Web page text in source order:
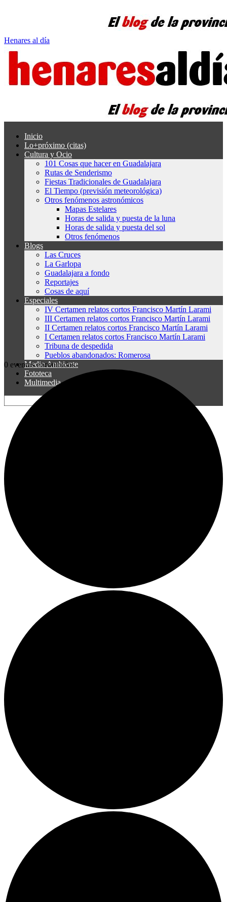
Henares al día
Inicio
Lo+próximo (citas)
Cultura y Ocio
101 Cosas que hacer en Guadalajara
Rutas de Senderismo
Fiestas Tradicionales de Guadalajara
El Tiempo (previsión meteorológica)
Otros fenómenos astronómicos
Mapas Estelares
Horas de salida y puesta de la luna
Horas de salida y puesta del sol
Otros fenómenos
Blogs
Las Cruces
La Garlopa
Guadalajara a fondo
Reportajes
Cosas de aquí
Especiales
IV Certamen relatos cortos Francisco Martín Larami
III Certamen relatos cortos Francisco Martín Larami
II Certamen relatos cortos Francisco Martín Larami
I Certamen relatos cortos Francisco Martín Larami
Tribuna de despedida
Pueblos abandonados: Romerosa
Medio Ambiente
Fototeca
Multimedia
0 eventos encontrados.